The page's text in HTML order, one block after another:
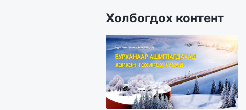
Холбогдох контент